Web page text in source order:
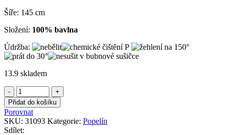
Šíře: 145 cm
Složení: 100% bavlna
Údržba:
13.9 skladem
Batist
bílý
množství
Přidat do košíku
Porovnat
SKU: 31093 Kategorie: Popelín
Sdílet: